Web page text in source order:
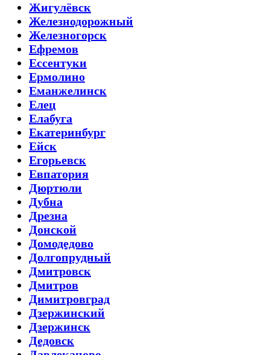
Жигулёвск
Железнодорожный
Железногорск
Ефремов
Ессентуки
Ермолино
Еманжелинск
Елец
Елабуга
Екатеринбург
Ейск
Егорьевск
Евпатория
Дюртюли
Дубна
Дрезна
Донской
Домодедово
Долгопрудный
Дмитровск
Дмитров
Димитровград
Дзержинский
Дзержинск
Дедовск